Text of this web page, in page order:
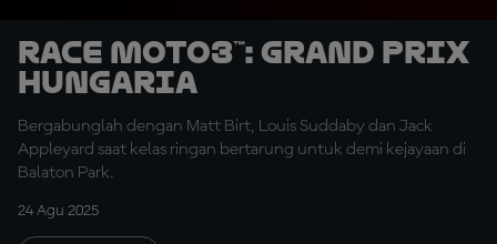
Race Moto3™: Grand Prix
Hungaria
Bergabunglah dengan Matt Birt, Louis Suddaby dan Jack
Appleyard saat kelas ringan bertarung untuk demi kejayaan di
Balaton Park.
24 Agu 2025